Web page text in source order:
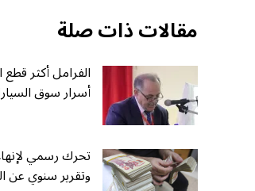
مقالات ذات صلة
الفرامل أكثر قطع
أسرار سوق
تحرك رسمي
وتقرير سنوي عن